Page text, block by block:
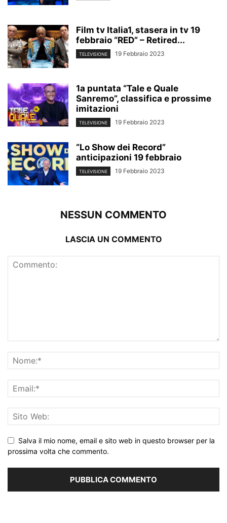
Film tv Italia1, stasera in tv 19
febbraio “RED” – Retired...
TELEVISIONE 19 Febbraio 2023
1a puntata “Tale e Quale
Sanremo”, classifica e prossime
imitazioni
TELEVISIONE 19 Febbraio 2023
“Lo Show dei Record”
anticipazioni 19 febbraio
TELEVISIONE 19 Febbraio 2023
NESSUN COMMENTO
LASCIA UN COMMENTO
Salva il mio nome, email e sito web in questo browser per la
prossima volta che commento.